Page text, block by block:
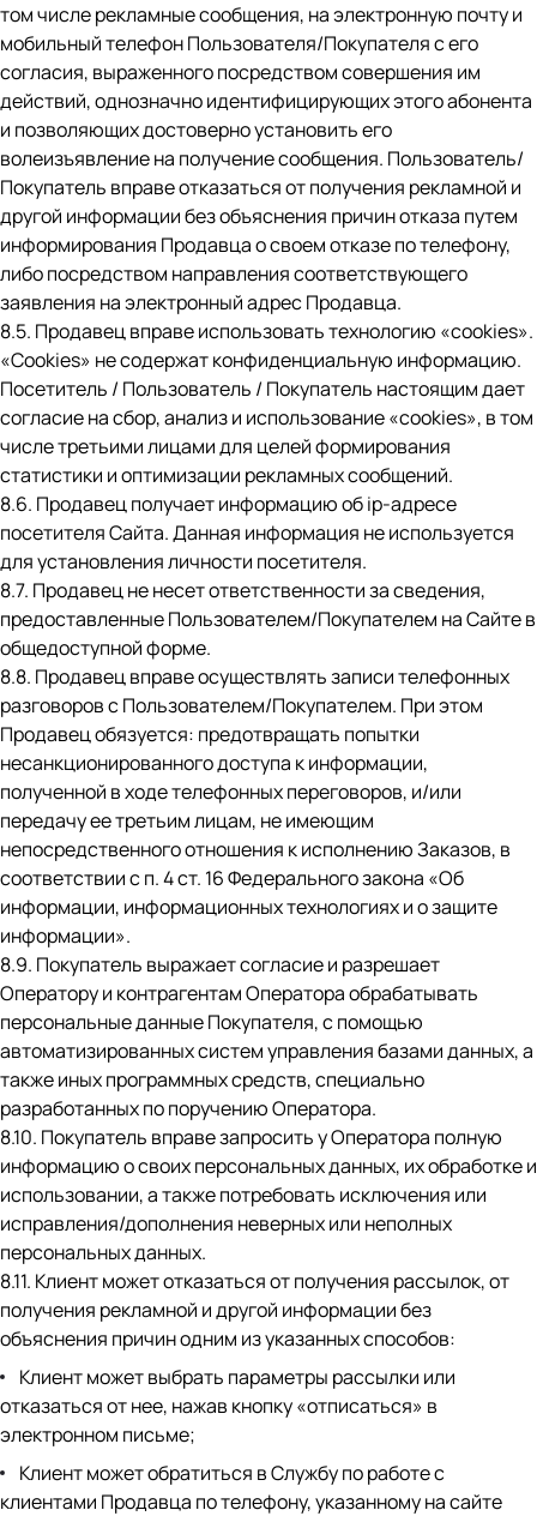
том числе рекламные сообщения, на электронную почту и
мобильный телефон Пользователя/Покупателя с его
согласия, выраженного посредством совершения им
действий, однозначно идентифицирующих этого абонента
и позволяющих достоверно установить его
волеизъявление на получение сообщения. Пользователь/
Покупатель вправе отказаться от получения рекламной и
другой информации без объяснения причин отказа путем
информирования Продавца о своем отказе по телефону,
либо посредством направления соответствующего
заявления на электронный адрес Продавца.
8.5. Продавец вправе использовать технологию «cookies».
«Cookies» не содержат конфиденциальную информацию.
Посетитель / Пользователь / Покупатель настоящим дает
согласие на сбор, анализ и использование «cookies», в том
числе третьими лицами для целей формирования
статистики и оптимизации рекламных сообщений.
8.6. Продавец получает информацию об ip-адресе
посетителя Сайта. Данная информация не используется
для установления личности посетителя.
8.7. Продавец не несет ответственности за сведения,
предоставленные Пользователем/Покупателем на Сайте в
общедоступной форме.
8.8. Продавец вправе осуществлять записи телефонных
разговоров с Пользователем/Покупателем. При этом
Продавец обязуется: предотвращать попытки
несанкционированного доступа к информации,
полученной в ходе телефонных переговоров, и/или
передачу ее третьим лицам, не имеющим
непосредственного отношения к исполнению Заказов, в
соответствии с п. 4 ст. 16 Федерального закона «Об
информации, информационных технологиях и о защите
информации».
8.9. Покупатель выражает согласие и разрешает
Оператору и контрагентам Оператора обрабатывать
персональные данные Покупателя, с помощью
автоматизированных систем управления базами данных, а
также иных программных средств, специально
разработанных по поручению Оператора.
8.10. Покупатель вправе запросить у Оператора полную
информацию о своих персональных данных, их обработке и
использовании, а также потребовать исключения или
исправления/дополнения неверных или неполных
персональных данных.
8.11. Клиент может отказаться от получения рассылок, от
получения рекламной и другой информации без
объяснения причин одним из указанных способов:
Клиент может выбрать параметры рассылки или
отказаться от нее, нажав кнопку «отписаться» в
электронном письме;
Клиент может обратиться в Службу по работе с
клиентами Продавца по телефону, указанному на сайте